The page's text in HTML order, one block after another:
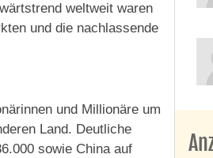
weltweit waren
und die nachlassende
und Millionäre um
Land. Deutliche
sowie China auf